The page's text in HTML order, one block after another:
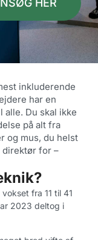
HER
inkluderende
har en
alle. Du skal ikke
på alt fra
og mus, du helst
for –
fra 11 til 41
2023 deltog i